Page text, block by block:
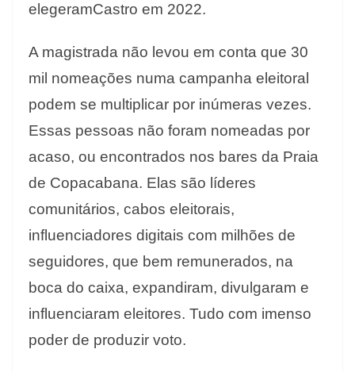
elegeramCastro em 2022.
A magistrada não levou em conta que 30
mil nomeações numa campanha eleitoral
podem se multiplicar por inúmeras vezes.
Essas pessoas não foram nomeadas por
acaso, ou encontrados nos bares da Praia
de Copacabana. Elas são líderes
comunitários, cabos eleitorais,
influenciadores digitais com milhões de
seguidores, que bem remunerados, na
boca do caixa, expandiram, divulgaram e
influenciaram eleitores. Tudo com imenso
poder de produzir voto.